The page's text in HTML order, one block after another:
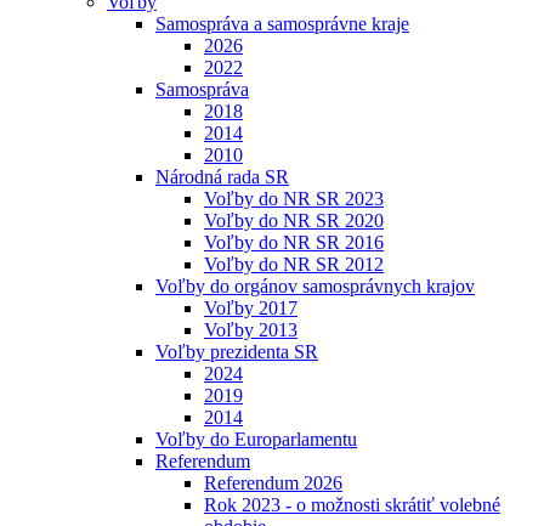
Samospráva a samosprávne kraje
2026
2022
Samospráva
2018
2014
2010
Národná rada SR
Voľby do NR SR 2023
Voľby do NR SR 2020
Voľby do NR SR 2016
Voľby do NR SR 2012
Voľby do orgánov samosprávnych krajov
Voľby 2017
Voľby 2013
Voľby prezidenta SR
2024
2019
2014
Voľby do Europarlamentu
Referendum
Referendum 2026
Rok 2023 - o možnosti skrátiť volebné